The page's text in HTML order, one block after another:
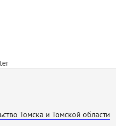
Томска и Томской области